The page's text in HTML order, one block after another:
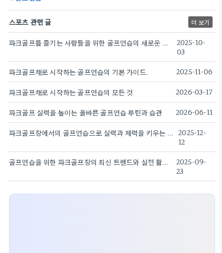
스포츠 관련 글 더 보기
파크골프를 즐기는 사람들을 위한 골프연습의 새로운 방향
2025-10-
03
파크골프채로 시작하는 골프연습의 기본 가이드. 2025-11-06
파크골프채로 시작하는 골프연습의 모든 것 2026-03-17
파크골프 실력을 높이는 올바른 골프연습 루틴과 습관 2026-06-11
파크골프장에서의 골프연습으로 실력과 체력을 키우는 법
2025-12-
12
골프연습을 위한 파크골프장의 최신 트렌드와 실전 활용법
2025-09-
23